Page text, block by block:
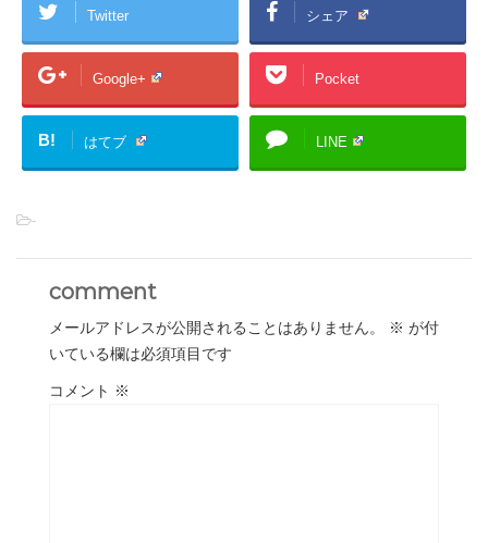
Twitter シェア
Google+ Pocket
B! はてブ LINE
-
comment
メールアドレスが公開されることはありません。 ※ が付
いている欄は必須項目です
コメント ※